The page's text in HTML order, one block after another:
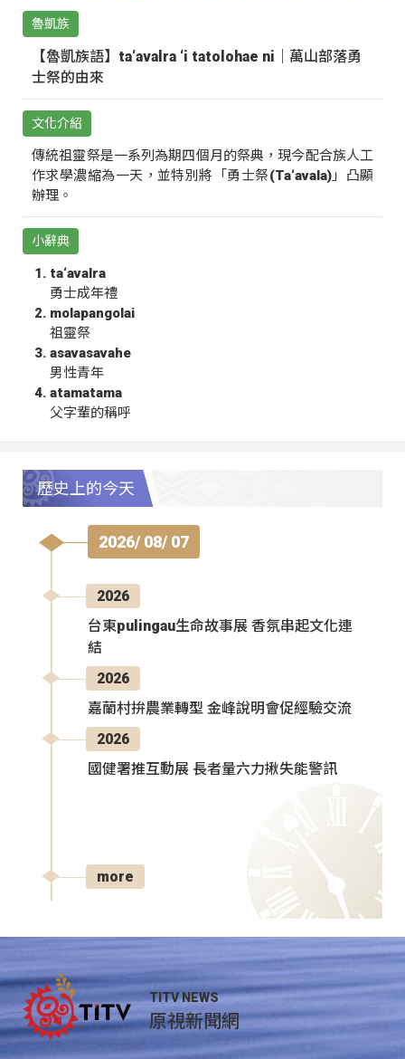
魯凱族
【魯凱族語】ta‘avalra ‘i tatolohae ni｜萬山部落勇
士祭的由來
文化介紹
傳統祖靈祭是一系列為期四個月的祭典，現今配合族人工
作求學濃縮為一天，並特別將「勇士祭(Ta‘avala)」凸顯
辦理。
小辭典
ta‘avalra
勇士成年禮
molapangolai
祖靈祭
asavasavahe
男性青年
atamatama
父字輩的稱呼
歷史上的今天
2026/ 08/ 07
2026
台東pulingau生命故事展 香氛串起文化連
結
2026
嘉蘭村拚農業轉型 金峰說明會促經驗交流
2026
國健署推互動展 長者量六力揪失能警訊
more
TITV NEWS
原視新聞網